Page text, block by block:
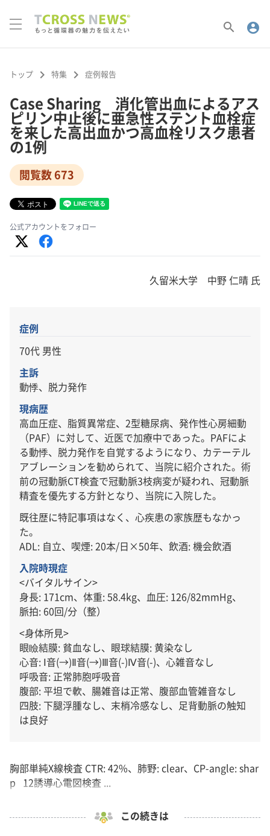
search account_circle
トップ keyboard_arrow_right 特集 keyboard_arrow_right 症例報告
Case Sharing 消化管出血によるアス
ピリン中止後に亜急性ステント血栓症
を来した高出血かつ高血栓リスク患者
の1例
閲覧数 673
公式アカウントをフォロー
久留米大学 中野 仁晴 氏
症例
70代 男性
主訴
動悸、脱力発作
現病歴
高血圧症、脂質異常症、2型糖尿病、発作性心房細動
（PAF）に対して、近医で加療中であった。PAFによ
る動悸、脱力発作を自覚するようになり、カテーテル
アブレーションを勧められて、当院に紹介された。術
前の冠動脈CT検査で冠動脈3枝病変が疑われ、冠動脈
精査を優先する方針となり、当院に入院した。
既往歴に特記事項はなく、心疾患の家族歴もなかっ
た。
ADL: 自立、喫煙: 20本/日×50年、飲酒: 機会飲酒
入院時現症
<バイタルサイン>
身長: 171cm、体重: 58.4kg、血圧: 126/82mmHg、
脈拍: 60回/分（整）
<身体所見>
眼瞼結膜: 貧血なし、眼球結膜: 黄染なし
心音: Ⅰ音(→)Ⅱ音(→)Ⅲ音(-)Ⅳ音(-)、心雑音なし
呼吸音: 正常肺胞呼吸音
腹部: 平坦で軟、腸雑音は正常、腹部血管雑音なし
四肢: 下腿浮腫なし、末梢冷感なし、足背動脈の触知
は良好
胸部単純X線検査 CTR: 42%、肺野: clear、CP-angle: shar
p 12誘導心電図検査 ...
この続きは